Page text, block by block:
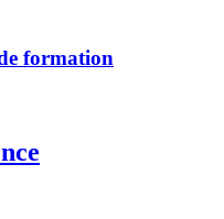
formation